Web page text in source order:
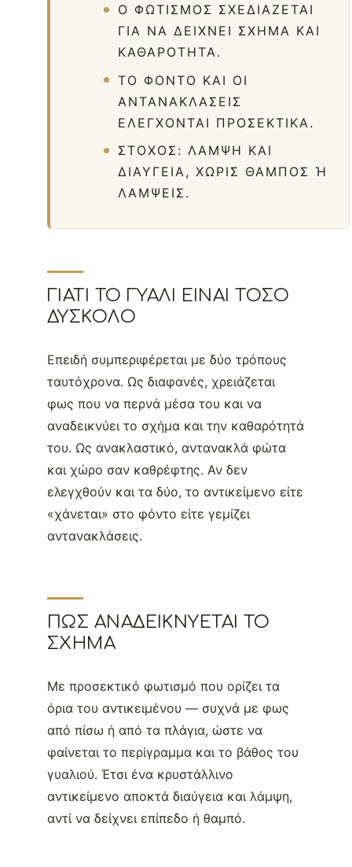
Ο ΦΩΤΙΣΜΌΣ ΣΧΕΔΙΆΖΕΤΑΙ
ΓΙΑ ΝΑ ΔΕΊΧΝΕΙ ΣΧΉΜΑ ΚΑΙ
ΚΑΘΑΡΌΤΗΤΑ.
ΤΟ ΦΌΝΤΟ ΚΑΙ ΟΙ
ΑΝΤΑΝΑΚΛΆΣΕΙΣ
ΕΛΈΓΧΟΝΤΑΙ ΠΡΟΣΕΚΤΙΚΆ.
ΣΤΌΧΟΣ: ΛΆΜΨΗ ΚΑΙ
ΔΙΑΎΓΕΙΑ, ΧΩΡΊΣ ΘΆΜΠΟΣ Ή Λ
ΆΜΨΕΙΣ.
ΓΙΑΤΊ ΤΟ ΓΥΑΛΊ ΕΊΝΑΙ ΤΌΣΟ
ΔΎΣΚΟΛΟ
Επειδή συμπεριφέρεται με δύο τρόπους
ταυτόχρονα. Ως διαφανές, χρειάζεται
φως που να περνά μέσα του και να
αναδεικνύει το σχήμα και την καθαρότητά
του. Ως ανακλαστικό, αντανακλά φώτα
και χώρο σαν καθρέφτης. Αν δεν
ελεγχθούν και τα δύο, το αντικείμενο είτε
«χάνεται» στο φόντο είτε γεμίζει
αντανακλάσεις.
ΠΏΣ ΑΝΑΔΕΙΚΝΎΕΤΑΙ ΤΟ
ΣΧΉΜΑ
Με προσεκτικό φωτισμό που ορίζει τα
όρια του αντικειμένου — συχνά με φως
από πίσω ή από τα πλάγια, ώστε να
φαίνεται το περίγραμμα και το βάθος του
γυαλιού. Έτσι ένα κρυστάλλινο
αντικείμενο αποκτά διαύγεια και λάμψη,
αντί να δείχνει επίπεδο ή θαμπό.